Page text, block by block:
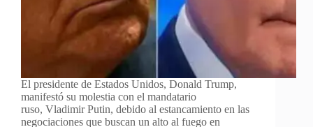
El presidente de Estados Unidos, Donald Trump,
manifestó su molestia con el mandatario
ruso, Vladimir Putin, debido al estancamiento en las
negociaciones que buscan un alto al fuego en